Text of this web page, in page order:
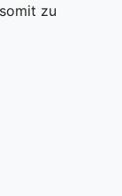
zu